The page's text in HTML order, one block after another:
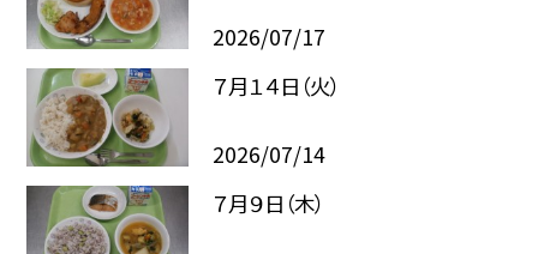
2026/07/17
７月１４日（火）
2026/07/14
７月９日（木）